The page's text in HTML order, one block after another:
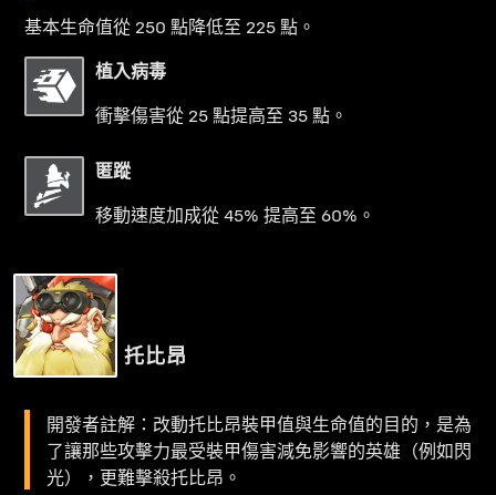
基本生命值從 250 點降低至 225 點。
植入病毒
衝擊傷害從 25 點提高至 35 點。
匿蹤
移動速度加成從 45% 提高至 60%。
托比昂
開發者註解：改動托比昂裝甲值與生命值的目的，是為
了讓那些攻擊力最受裝甲傷害減免影響的英雄（例如閃
光），更難擊殺托比昂。